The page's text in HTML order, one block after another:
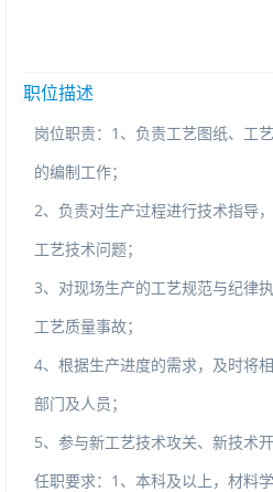
职位描述
岗位职责：1、负责工艺图纸、工
的编制工作；
2、负责对生产过程进行技术指导
工艺技术问题；
3、对现场生产的工艺规范与纪律
工艺质量事故；
4、根据生产进度的需求，及时将
部门及人员；
5、参与新工艺技术攻关、新技术
任职要求：1、本科及以上，材料学